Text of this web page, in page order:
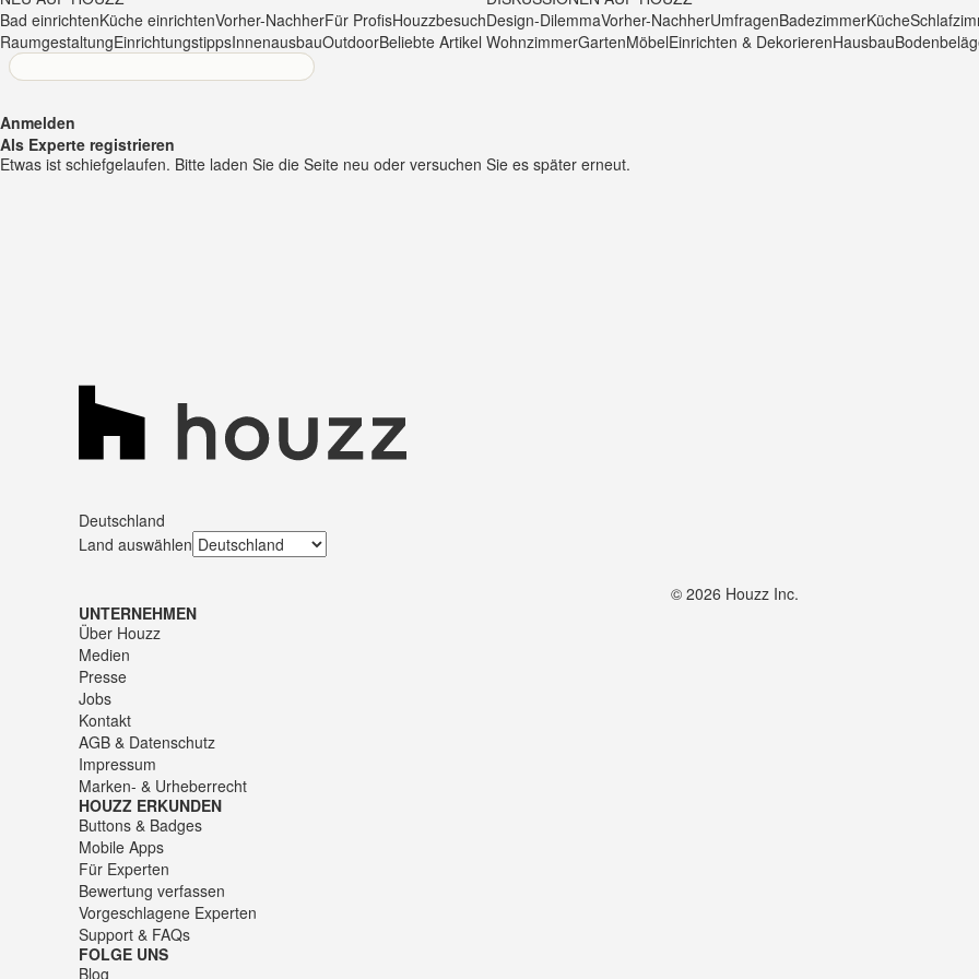
Bad einrichtenKüche einrichtenVorher-NachherFür ProfisHouzzbesuch
RaumgestaltungEinrichtungstippsInnenausbauOutdoorBeliebte Artikel
Design-DilemmaVorher-NachherUmfragenBadezimmerKüche
WohnzimmerGartenMöbelEinrichten & DekorierenHausbau
Anmelden
Als Experte registrieren
Etwas ist schiefgelaufen. Bitte laden Sie die Seite neu oder versuchen Sie es später erneut.
Deutschland
Land auswählen
© 2026 Houzz Inc.
UNTERNEHMEN
Über Houzz
Medien
Presse
Jobs
Kontakt
AGB & Datenschutz
Impressum
Marken- & Urheberrecht
HOUZZ ERKUNDEN
Buttons & Badges
Mobile Apps
Für Experten
Bewertung verfassen
Vorgeschlagene Experten
Support & FAQs
FOLGE UNS
Blog